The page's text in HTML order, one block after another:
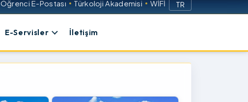
Öğrenci E-Postası Türkoloji Akademisi WİFİ TR
E-Servisler İletişim